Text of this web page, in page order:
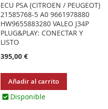
ECU PSA (CITROEN / PEUGEOT)
21585768-5 A0 9661978880
HW9655883280 VALEO J34P
PLUG&PLAY: CONECTAR Y
LISTO
395,00 €
Añadir al carrito
Disponible